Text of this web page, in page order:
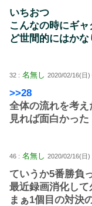
いちおつ
こんなの時にギ
ど世間的にはか
32 : 名無し 2020/02/16(日)
>>28
全体の流れを考
見れば面白かった
46 : 名無し 2020/02/16(日)
ていうか5番勝負
最近録画消化し
まぁ1個目の対決